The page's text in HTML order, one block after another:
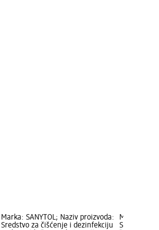
Marka: SANYTOL; Naziv proizvoda:
Sredstvo za čišćenje i dezinfekciju
Marka:
Sredstvo